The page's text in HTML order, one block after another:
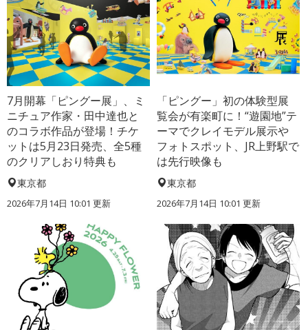
7月開幕「ピングー展」、ミ
ニチュア作家・田中達也と
のコラボ作品が登場！チケ
ットは5月23日発売、全5種
のクリアしおり特典も
東京都
2026年7月14日 10:01 更新
「ピングー」初の体験型展
覧会が有楽町に！“遊園地”テ
ーマでクレイモデル展示や
フォトスポット、JR上野駅で
は先行映像も
東京都
2026年7月14日 10:01 更新